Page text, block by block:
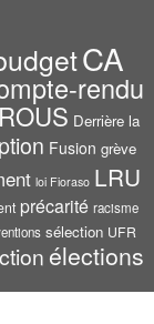
CA
rendu
Derrière la
Fusion grève
loi Fioraso LRU
précarité racisme
sélection UFR
élections